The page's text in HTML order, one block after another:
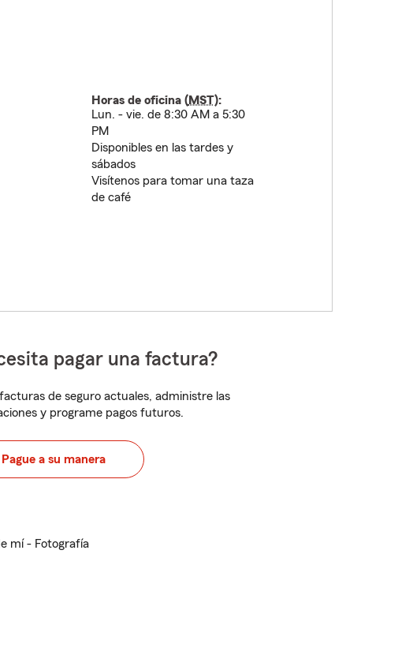
Horas de oficina (MST):
Lun. - vie. de 8:30 AM a 5:30
PM
Disponibles en las tardes y
sábados
Visítenos para tomar una taza
de café
pagar una factura?
de seguro actuales, administre las
y programe pagos futuros.
Pague a su manera